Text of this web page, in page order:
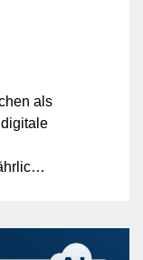
als
Frage